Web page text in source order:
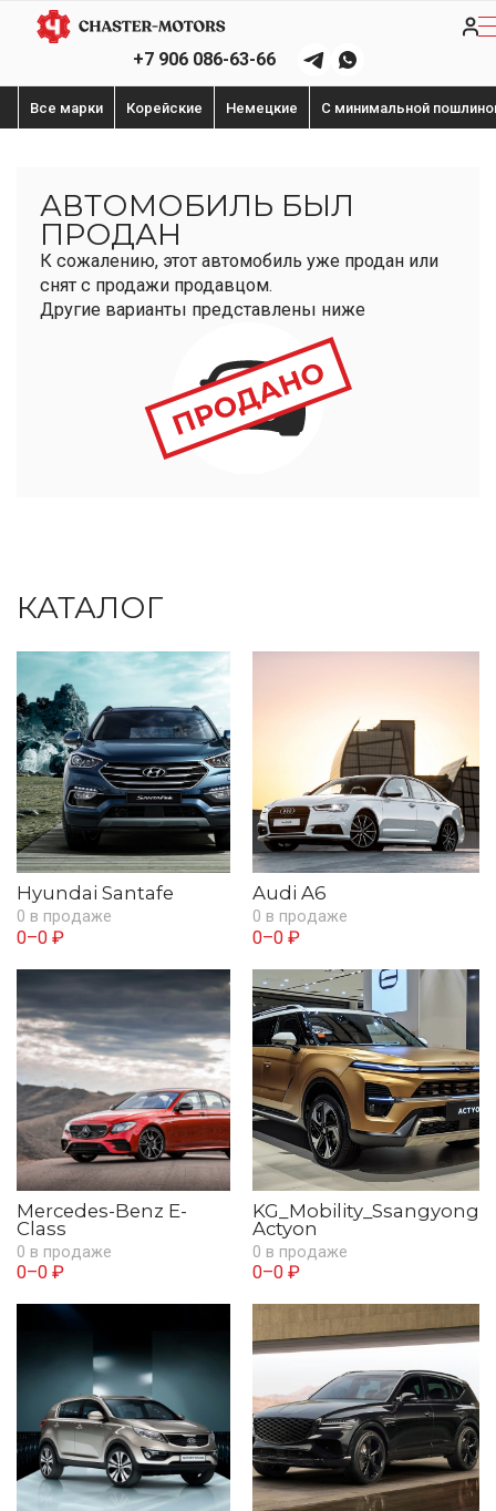
+7 906 086-63-66
Все марки Корейские Немецкие С минимальной
АВТОМОБИЛЬ БЫЛ
ПРОДАН
К сожалению, этот автомобиль уже продан или
снят с продажи продавцом.
Другие варианты представлены ниже
КАТАЛОГ
Hyundai Santafe
0 в продаже
0–0 ₽
Audi A6
0 в продаже
0–0 ₽
Mercedes-Benz E-
Class
0 в продаже
0–0 ₽
KG_Mobility_Ssangyong
Actyon
0 в продаже
0–0 ₽